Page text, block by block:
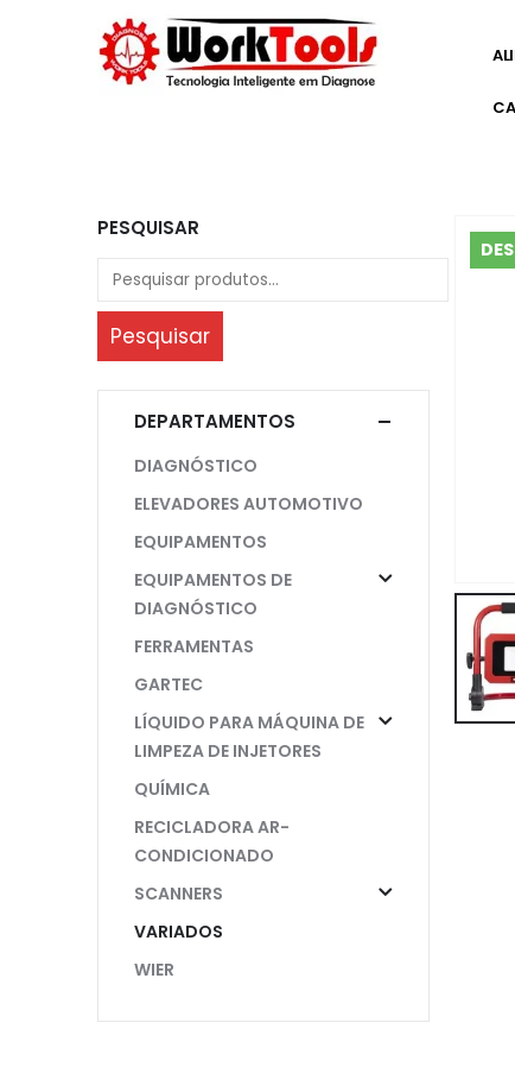
PESQUISAR
Pesquisar
DEPARTAMENTOS
DIAGNÓSTICO
ELEVADORES AUTOMOTIVO
EQUIPAMENTOS
EQUIPAMENTOS DE
DIAGNÓSTICO
FERRAMENTAS
GARTEC
LÍQUIDO PARA MÁQUINA DE
LIMPEZA DE INJETORES
QUÍMICA
RECICLADORA AR-
CONDICIONADO
SCANNERS
VARIADOS
WIER